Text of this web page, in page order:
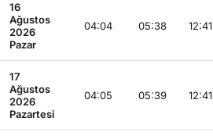
16
Ağustos
2026
Pazar
04:04 05:38 12:41
17
Ağustos
2026
Pazartesi
04:05 05:39 12:41